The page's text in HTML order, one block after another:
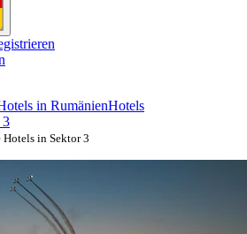
in RumänienHotels
3
in Sektor 3